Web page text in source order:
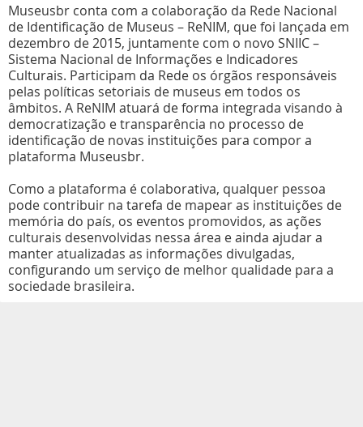
Museusbr conta com a colaboração da Rede Nacional
de Identificação de Museus – ReNIM, que foi lançada em
dezembro de 2015, juntamente com o novo SNIIC –
Sistema Nacional de Informações e Indicadores
Culturais. Participam da Rede os órgãos responsáveis
pelas políticas setoriais de museus em todos os
âmbitos. A ReNIM atuará de forma integrada visando à
democratização e transparência no processo de
identificação de novas instituições para compor a
plataforma Museusbr.
Como a plataforma é colaborativa, qualquer pessoa
pode contribuir na tarefa de mapear as instituições de
memória do país, os eventos promovidos, as ações
culturais desenvolvidas nessa área e ainda ajudar a
manter atualizadas as informações divulgadas,
configurando um serviço de melhor qualidade para a
sociedade brasileira.